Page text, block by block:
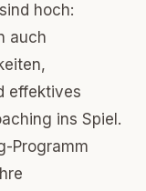
hoch:
auch
effektives
ins Spiel.
Programm